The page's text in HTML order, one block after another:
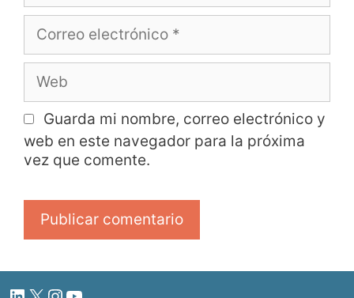
Guarda mi nombre, correo electrónico y
web en este navegador para la próxima
vez que comente.